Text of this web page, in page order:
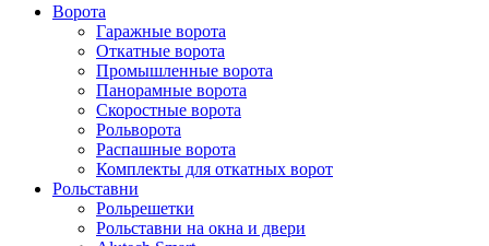
Ворота
Гаражные ворота
Откатные ворота
Промышленные ворота
Панорамные ворота
Скоростные ворота
Рольворота
Распашные ворота
Комплекты для откатных ворот
Рольставни
Рольрешетки
Рольставни на окна и двери